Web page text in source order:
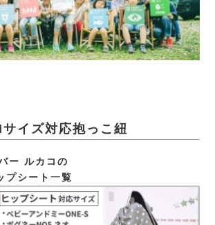
サイズ対応抱っこ紐
ー ルカコの
プシート一覧